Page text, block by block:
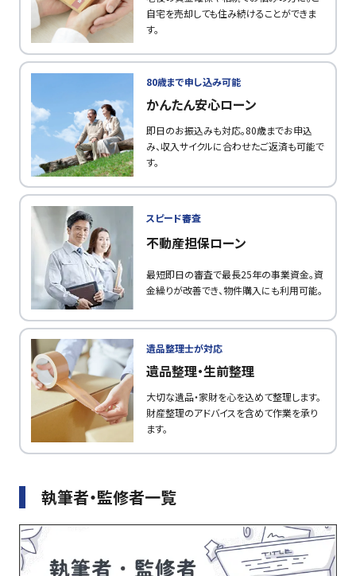
自宅を売却しても住み続けることができま
す。
80歳まで申し込み可能
かんたん安心ローン
即日のお振込みも対応。80歳までお申込
み、収入サイクルに合わせたご返済も可能で
す。
スピード審査
不動産担保ローン
最短即日の審査で最長25年の事業資金。資
金繰りが改善でき、物件購入にも利用可能。
遺品整理士が対応
遺品整理・生前整理
大切な遺品・家財を心を込めて整理します。
財産整理のアドバイスを含めて作業を承り
ます。
執筆者・監修者一覧